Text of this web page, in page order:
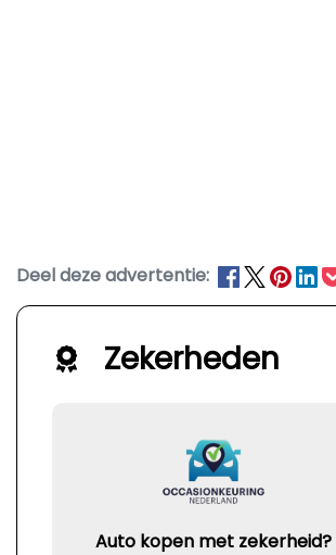
Deel deze advertentie:
Zekerheden
Auto kopen met zekerheid?